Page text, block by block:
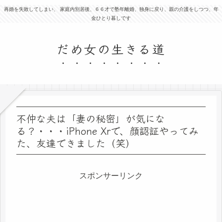
再婚を失敗してしまい、 家庭内別居後、６６才で塾年離婚、独身に戻り、親の介護をしつつ、年
金ひとり暮しです
だめ女の生きる道
不仲な夫は「妻の秘密」が気にな
る？・・・iPhone Xrで、顔認証やってみ
た、友達できました（笑）
スポンサーリンク